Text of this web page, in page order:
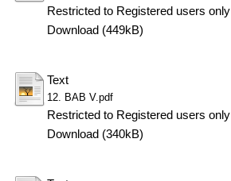
Restricted to Registered users only
Download (449kB)
Text
12. BAB V.pdf
Restricted to Registered users only
Download (340kB)